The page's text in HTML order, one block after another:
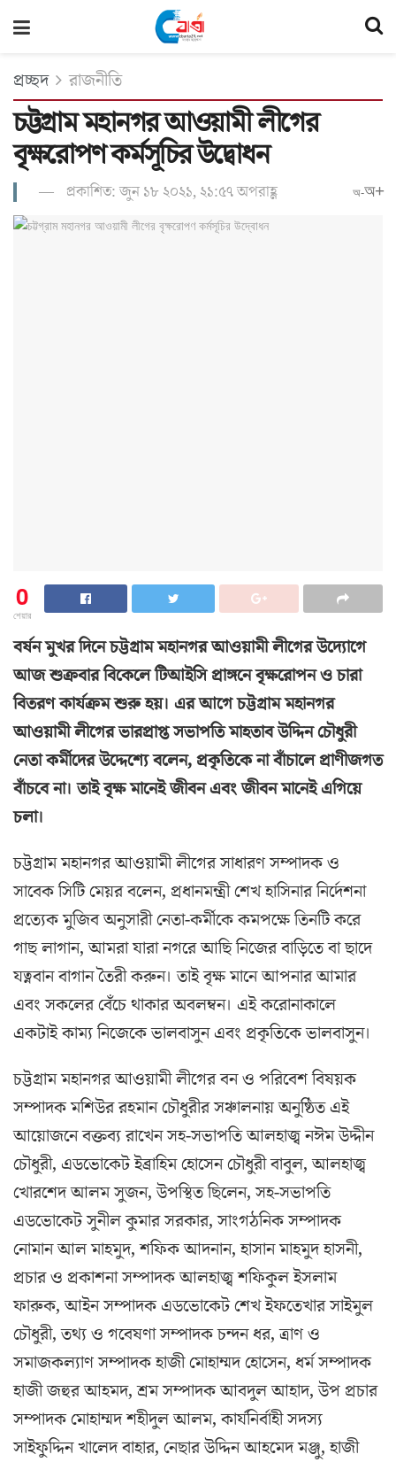
প্রচ্ছদ রাজনীতি
চট্টগ্রাম মহানগর আওয়ামী লীগের
বৃক্ষরোপণ কর্মসূচির উদ্বোধন
প্রকাশিত: জুন ১৮ ২০২১, ২১:৫৭ অপরাহ্ণ অ-অ+
0
শেয়ার
বর্ষন মুখর দিনে চট্টগ্রাম মহানগর আওয়ামী লীগের উদ্যোগে
আজ শুক্রবার বিকেলে টিআইসি প্রাঙ্গনে বৃক্ষরোপন ও চারা
বিতরণ কার্যক্রম শুরু হয়। এর আগে চট্টগ্রাম মহানগর
আওয়ামী লীগের ভারপ্রাপ্ত সভাপতি মাহতাব উদ্দিন চৌধুরী
নেতা কর্মীদের উদ্দেশ্যে বলেন, প্রকৃতিকে না বাঁচালে প্রাণীজগত
বাঁচবে না। তাই বৃক্ষ মানেই জীবন এবং জীবন মানেই এগিয়ে
চলা।
চট্টগ্রাম মহানগর আওয়ামী লীগের সাধারণ সম্পাদক ও
সাবেক সিটি মেয়র বলেন, প্রধানমন্ত্রী শেখ হাসিনার নির্দেশনা
প্রত্যেক মুজিব অনুসারী নেতা-কর্মীকে কমপক্ষে তিনটি করে
গাছ লাগান, আমরা যারা নগরে আছি নিজের বাড়িতে বা ছাদে
যত্নবান বাগান তৈরী করুন। তাই বৃক্ষ মানে আপনার আমার
এবং সকলের বেঁচে থাকার অবলম্বন। এই করোনাকালে
একটাই কাম্য নিজেকে ভালবাসুন এবং প্রকৃতিকে ভালবাসুন।
চট্টগ্রাম মহানগর আওয়ামী লীগের বন ও পরিবেশ বিষয়ক
সম্পাদক মশিউর রহমান চৌধুরীর সঞ্চালনায় অনুষ্ঠিত এই
আয়োজনে বক্তব্য রাখেন সহ-সভাপতি আলহাজ্ব নঈম উদ্দীন
চৌধুরী, এডভোকেট ইব্রাহিম হোসেন চৌধুরী বাবুল, আলহাজ্ব
খোরশেদ আলম সুজন, উপস্থিত ছিলেন, সহ-সভাপতি
এডভোকেট সুনীল কুমার সরকার, সাংগঠনিক সম্পাদক
নোমান আল মাহমুদ, শফিক আদনান, হাসান মাহমুদ হাসনী,
প্রচার ও প্রকাশনা সম্পাদক আলহাজ্ব শফিকুল ইসলাম
ফারুক, আইন সম্পাদক এডভোকেট শেখ ইফতেখার সাইমুল
চৌধুরী, তথ্য ও গবেষণা সম্পাদক চন্দন ধর, ত্রাণ ও
সমাজকল্যাণ সম্পাদক হাজী মোহাম্মদ হোসেন, ধর্ম সম্পাদক
হাজী জহুর আহমদ, শ্রম সম্পাদক আবদুল আহাদ, উপ প্রচার
সম্পাদক মোহাম্মদ শহীদুল আলম, কার্যনির্বাহী সদস্য
সাইফুদ্দিন খালেদ বাহার, নেছার উদ্দিন আহমেদ মঞ্জু, হাজী